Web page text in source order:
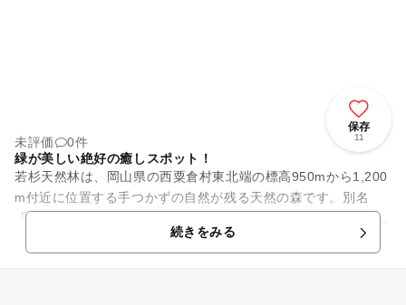
保存
11
未評価
0件
緑が美しい絶好の癒しスポット！
若杉天然林は、岡山県の西粟倉村東北端の標高950mから1,200
m付近に位置する手つかずの自然が残る天然の森です。別名
「若杉原生林」とも呼ばれていますが、83haの面積に、ブナ、
続きをみる